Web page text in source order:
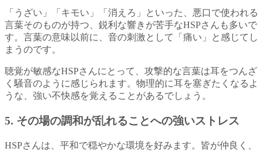
「うざい」「キモい」「消えろ」といった、悪口で使われる
言葉そのものが持つ、鋭利な響きが苦手なHSPさんも多いで
す。言葉の意味以前に、音の刺激として「痛い」と感じてし
まうのです。
聴覚が敏感なHSPさんにとって、攻撃的な言葉は耳をつんざ
く騒音のように感じられます。物理的に耳を塞ぎたくなるよ
うな、強い不快感を覚えることがあるでしょう。
5. その場の調和が乱れることへの強いストレス
HSPさんは、平和で穏やかな環境を好みます。皆が仲良く、